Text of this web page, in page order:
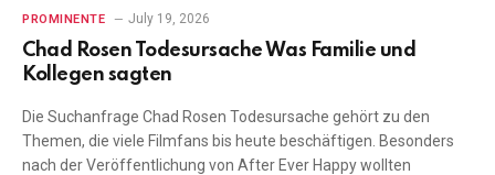
PROMINENTE July 19, 2026
Chad Rosen Todesursache Was Familie und
Kollegen sagten
Die Suchanfrage Chad Rosen Todesursache gehört zu den
Themen, die viele Filmfans bis heute beschäftigen. Besonders
nach der Veröffentlichung von After Ever Happy wollten